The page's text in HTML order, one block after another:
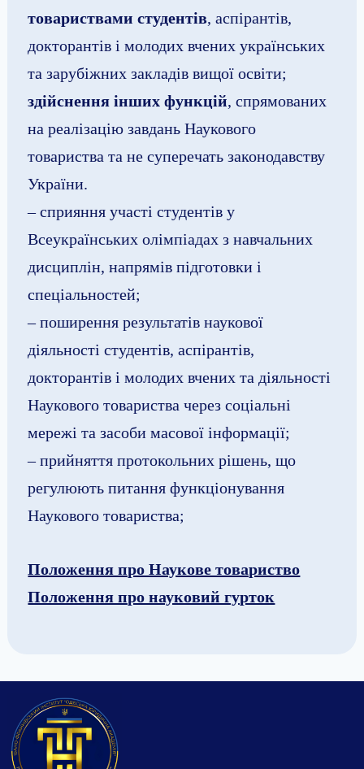
товариствами студентів, аспірантів,
докторантів і молодих вчених українських
та зарубіжних закладів вищої освіти;
здійснення інших функцій, спрямованих
на реалізацію завдань Наукового
товариства та не суперечать законодавству
України.
– сприяння участі студентів у
Всеукраїнських олімпіадах з навчальних
дисциплін, напрямів підготовки і
спеціальностей;
– поширення результатів наукової
діяльності студентів, аспірантів,
докторантів і молодих вчених та діяльності
Наукового товариства через соціальні
мережі та засоби масової інформації;
– прийняття протокольних рішень, що
регулюють питання функціонування
Наукового товариства;
Положення про Наукове товариство
Положення про науковий гурток